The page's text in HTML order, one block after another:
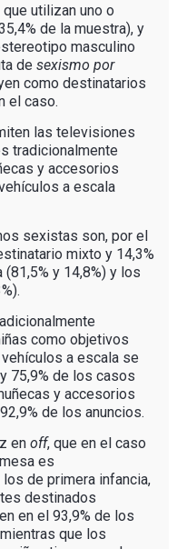
utilizan uno o
de la muestra), y
masculino
de sexismo por
como destinatarios
el caso.
las televisiones
tradicionalmente
y accesorios
a escala
sexistas son, por el
mixto y 14,3%
y 14,8%) y los
como objetivos
a escala se
75,9% de los casos
y accesorios
de los anuncios.
en off, que en el caso
es
de primera infancia,
destinados
en el 93,9% de los
que los